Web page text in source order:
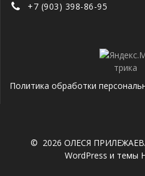
+7 (903) 398-86-95
Политика обработки
© 2026 ОЛЕСЯ
WordPress и темы